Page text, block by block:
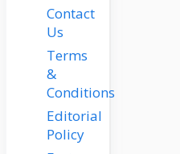
Contact
Us
Terms
&
Conditions
Editorial
Policy